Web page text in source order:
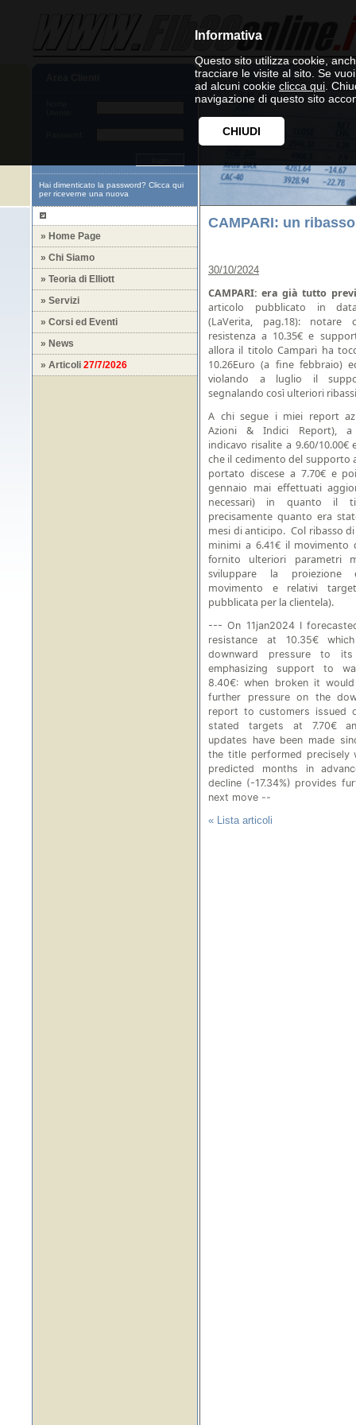
Informativa
Questo sito utilizza cookie,
tracciare le visite al sito. Se
ad alcuni cookie clicca qui .
navigazione di questo sito
CHIUDI
Hai dimenticato la password? Clicca qui
per riceverne una nuova
» Home Page
» Chi Siamo
» Teoria di Elliott
» Servizi
» Corsi ed Eventi
» News
» Articoli 27/7/2026
CAMPARI: un
30/10/2024
CAMPARI: era già tutto
articolo pubblicato in
(LaVerita, pag.18): notare
resistenza a 10.35€ e
allora il titolo Campari ha
10.26Euro (a fine febbraio)
violando a luglio il
segnalando così ulteriori
A chi segue i miei report
Azioni & Indici Report), a
indicavo risalite a 9.60/10.00€
che il cedimento del supporto
portato discese a 7.70€ e
gennaio mai effettuati
necessari) in quanto il
precisamente quanto era
mesi di anticipo. Col ribasso di
minimi a 6.41€ il movimento
fornito ulteriori parametri
sviluppare la proiezione
movimento e relativi
pubblicata per la clientela).
--- On 11jan2024 I
resistance at 10.35€
downward pressure to its
emphasizing support to
8.40€: when broken it
further pressure on the
report to customers issued
stated targets at 7.70€
updates have been made
the title performed precisely
predicted months in
decline (-17.34%) provides
next move --
« Lista articoli